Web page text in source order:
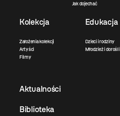
Jak dojechać
Kolekcja
Założenia kolekcji
Artyści
Filmy
Edukacja
Dzieci i rodziny
Młodzież i dorośli
Aktualności
Biblioteka